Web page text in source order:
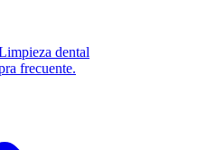
dental
frecuente.